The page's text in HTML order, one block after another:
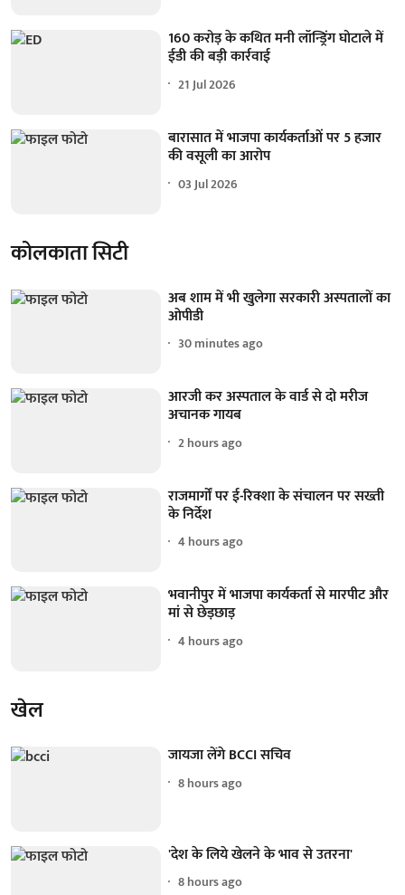
160 करोड़ के कथित मनी लॉन्ड्रिंग घोटाले में
ईडी की बड़ी कार्रवाई
21 Jul 2026
बारासात में भाजपा कार्यकर्ताओं पर 5 हजार
की वसूली का आरोप
03 Jul 2026
कोलकाता सिटी
अब शाम में भी खुलेगा सरकारी अस्पतालों का
ओपीडी
30 minutes ago
आरजी कर अस्पताल के वार्ड से दो मरीज
अचानक गायब
2 hours ago
राजमार्गों पर ई-रिक्शा के संचालन पर सख्ती
के निर्देश
4 hours ago
भवानीपुर में भाजपा कार्यकर्ता से मारपीट और
मां से छेड़छाड़
4 hours ago
खेल
जायजा लेंगे BCCI सचिव
8 hours ago
'देश के लिये खेलने के भाव से उतरना'
8 hours ago